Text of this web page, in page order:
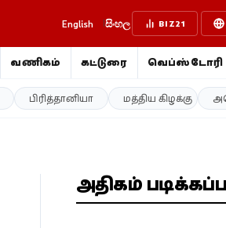
English සිංහල BIZ21
வணிகம் கட்டுரை வெப்ஸ்டோரி
பிரித்தானியா மத்திய கிழக்கு
அதிகம்